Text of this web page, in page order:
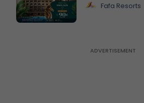
Fafa Resorts